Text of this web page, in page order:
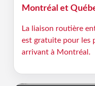
Montréal et
La liaison routière
est gratuite pour les
arrivant à Montréal.